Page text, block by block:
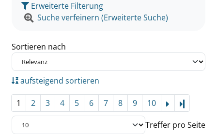
Erweiterte Filterung
Suche verfeinern (Erweiterte Suche)
Sortieren nach
aufsteigend sortieren
1 2 3 4 5 6 7 8 9 10
Treffer pro Seite